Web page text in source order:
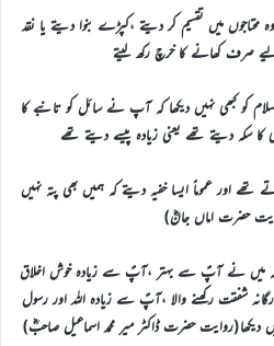
محتاجوں میں تقسیم کر دیتے ،کپڑے بنوا دیتے یا نقد
صرف کھانے کا خرچ رکھ لیتے
کو کبھی نہیں دیکھا کہ آپ نے سائل کو تانبے کا
کا سکہ دیتے تھے یعنی زیادہ پیسے دیتے تھے
اور عموماً ایسا خفیہ دیتے کہ ہمیں بھی پتہ نہیں
حضرت اماں جانؓ)
کہ میں نے آپؑ سے بہتر ،آپؑ سے زیادہ خوش اخلاق
شفقت رکھنے والا ،آپؑ سے زیادہ اللہ اور رسول
دیکھا(روایت حضرت ڈاکٹر میر محمد اسماعیل صاحبؓ)